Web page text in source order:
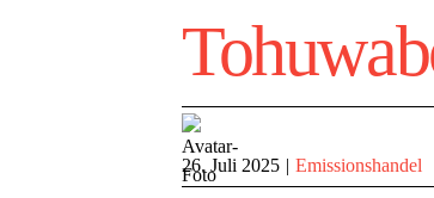
26. Juli 2025 | Emissionshandel